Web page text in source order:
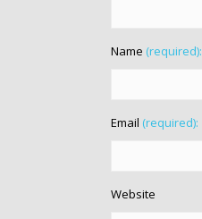
Name (required):
Email (required):
Website